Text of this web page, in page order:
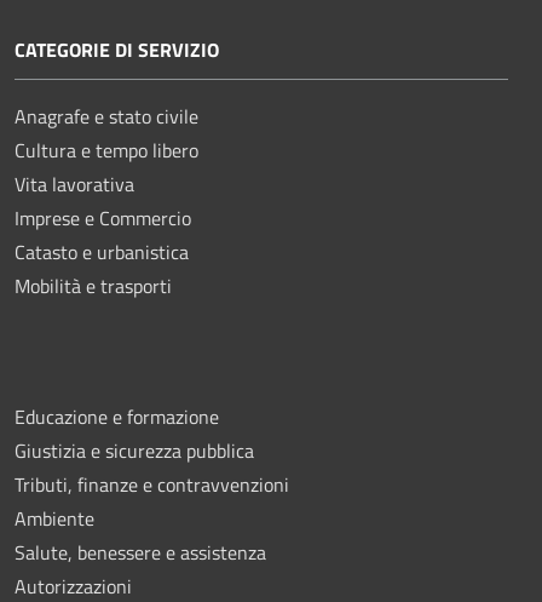
CATEGORIE DI SERVIZIO
Anagrafe e stato civile
Cultura e tempo libero
Vita lavorativa
Imprese e Commercio
Catasto e urbanistica
Mobilità e trasporti
Educazione e formazione
Giustizia e sicurezza pubblica
Tributi, finanze e contravvenzioni
Ambiente
Salute, benessere e assistenza
Autorizzazioni